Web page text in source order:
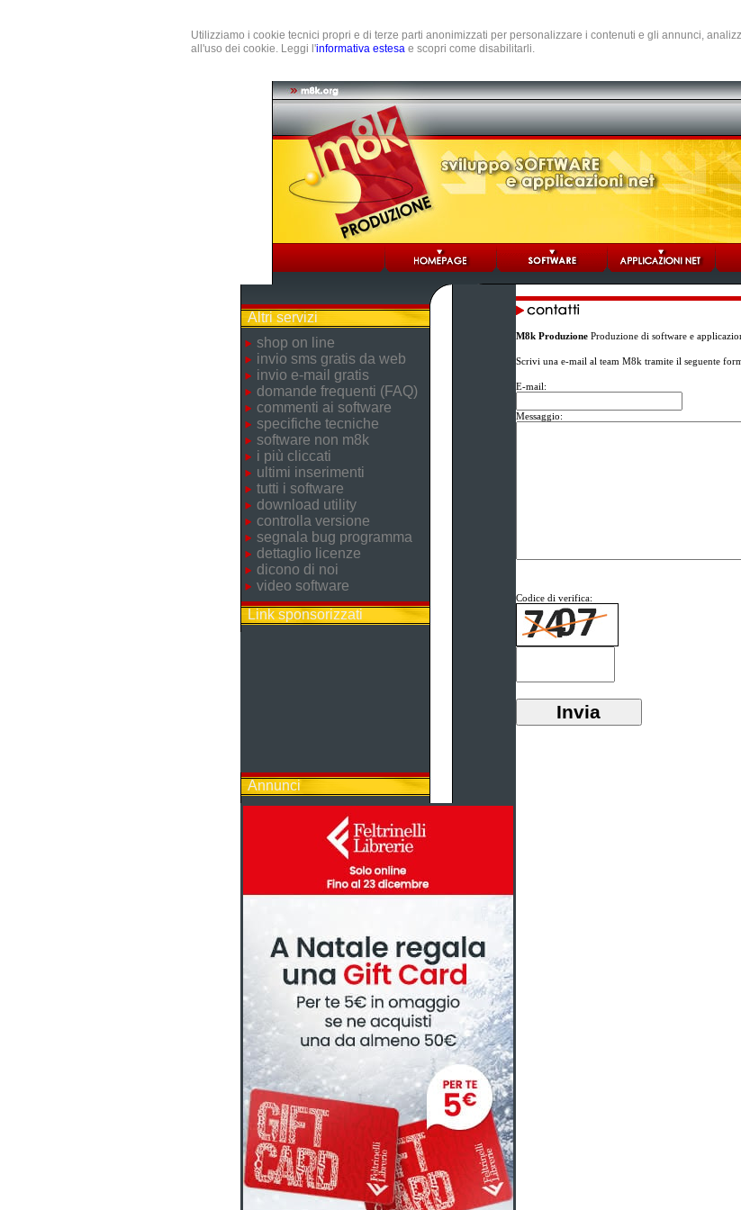
Utilizziamo i cookie tecnici propri e di terze parti anonimizzati per personalizzare i contenuti e gli annunci,
all'uso dei cookie. Leggi l'informativa estesa e scopri come disabilitarli.
Altri servizi
shop on line
invio sms gratis da web
invio e-mail gratis
domande frequenti (FAQ)
commenti ai software
specifiche tecniche
software non m8k
i più cliccati
ultimi inserimenti
tutti i software
download utility
controlla versione
segnala bug programma
dettaglio licenze
dicono di noi
video software
Link sponsorizzati
Annunci
M8k ProduzioneProduzione di software e
Scrivi una e-mail al team M8k tramite il seguente
E-mail:
Messaggio:
Codice di verifica: